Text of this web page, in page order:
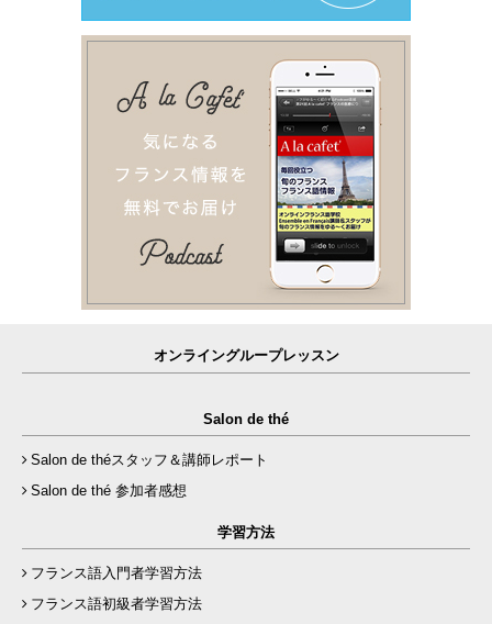
オンライングループレッスン
Salon de thé
Salon de théスタッフ＆講師レポート
Salon de thé 参加者感想
学習方法
フランス語入門者学習方法
フランス語初級者学習方法